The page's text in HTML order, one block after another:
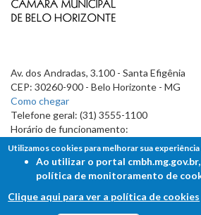
Av. dos Andradas, 3.100 - Santa Efigênia
CEP: 30260-900 - Belo Horizonte - MG
Como chegar
Telefone geral: (31) 3555-1100
Horário de funcionamento:
7h às 19h
Utilizamos cookies para melhorar sua experiência
Ao utilizar o portal
política de monitoramento de
Clique aqui para ver a política de cookies